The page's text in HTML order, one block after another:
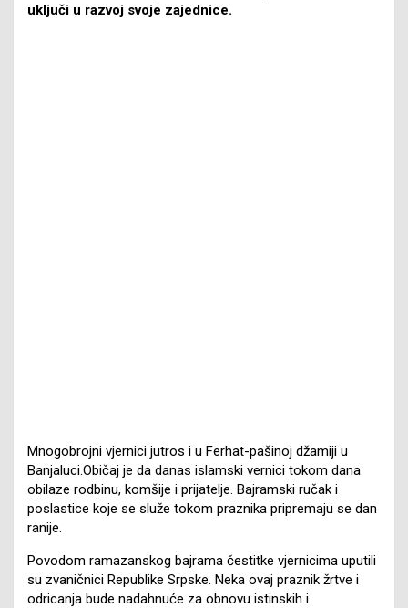
uključi u razvoj svoje zajednice.
Mnogobrojni vjernici jutros i u Ferhat-pašinoj džamiji u
Banjaluci.Običaj je da danas islamski vernici tokom dana
obilaze rodbinu, komšije i prijatelje. Bajramski ručak i
poslastice koje se služe tokom praznika pripremaju se dan
ranije.
Povodom ramazanskog bajrama čestitke vjernicima uputili
su zvaničnici Republike Srpske. Neka ovaj praznik žrtve i
odricanja bude nadahnuće za obnovu istinskih i